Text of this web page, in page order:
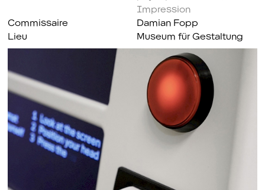
Impression
Commissaire
Damian Fopp
Lieu
Museum für Gestaltung